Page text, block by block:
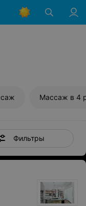
Массаж в 4
Фильтры